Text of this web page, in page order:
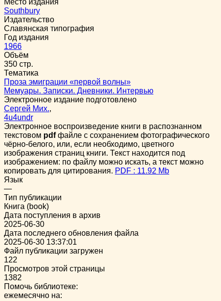
Southbury
Издательство
Славянская типография
Год издания
1966
Объём
350 стр.
Тематика
Проза эмиграции «первой волны»
Мемуары. Записки. Дневники. Интервью
Электронное издание подготовлено
Сергей Мих.,
4u4undr
Электронное воспроизведение книги в распознанном
текстовом pdfфайле с сохранением фотографического
чёрно-белого, или, если необходимо, цветного
изображения страниц книги. Текст находится под
изображением: по файлу можно искать, а текст можно
копировать для цитирования. PDF : 11.92 Mb
Язык
—
Тип публикации
Книга (book)
Дата поступления в архив
2025-06-30
Дата последнего обновления файла
2025-06-30 13:37:01
Файл публикации загружен
122
Просмотров этой страницы
1382
Помочь библиотеке:
ежемесячно на: